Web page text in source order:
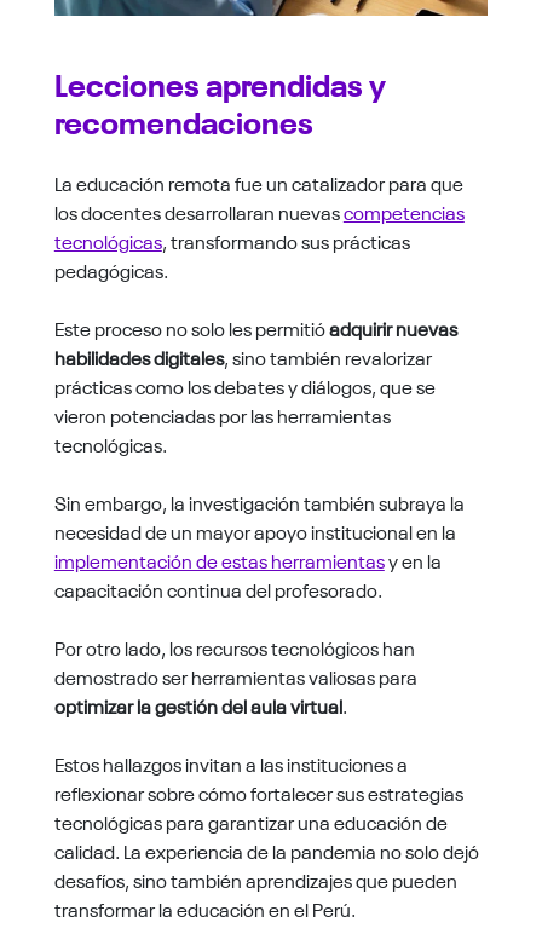
Lecciones aprendidas y
recomendaciones
La educación remota fue un catalizador para que
los docentes desarrollaran nuevascompetencias
tecnológicas, transformando sus prácticas
pedagógicas.
Este proceso no solo les permitióadquirir nuevas
habilidades digitales, sino también revalorizar
prácticas como los debates y diálogos, que se
vieron potenciadas por las herramientas
tecnológicas.
Sin embargo, la investigación también subraya la
necesidad de un mayor apoyo institucional en la
implementación de estas herramientasy en la
capacitación continua del profesorado.
Por otro lado, los recursos tecnológicos han
demostrado ser herramientas valiosas para
optimizar la gestión del aula virtual.
Estos hallazgos invitan a las instituciones a
reflexionar sobre cómo fortalecer sus estrategias
tecnológicas para garantizar una educación de
calidad. La experiencia de la pandemia no solo dejó
desafíos, sino también aprendizajes que pueden
transformar la educación en el Perú.